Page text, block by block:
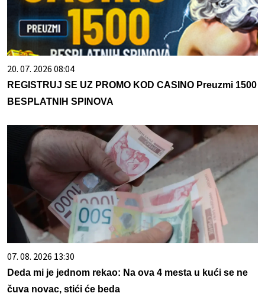
20. 07. 2026 08:04
REGISTRUJ SE UZ PROMO KOD CASINO Preuzmi 1500
BESPLATNIH SPINOVA
07. 08. 2026 13:30
Deda mi je jednom rekao: Na ova 4 mesta u kući se ne
čuva novac, stići će beda